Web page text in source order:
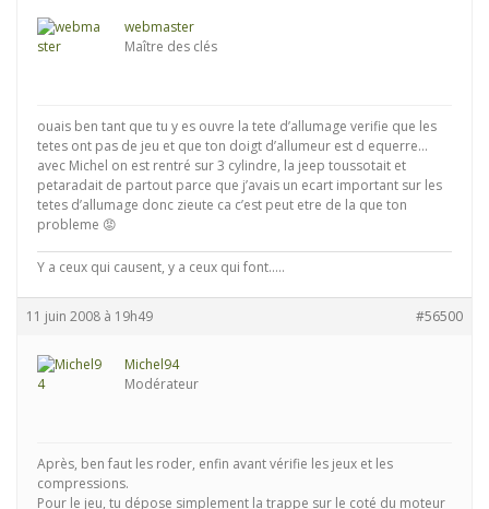
webmaster
Maître des clés
ouais ben tant que tu y es ouvre la tete d’allumage verifie que les
tetes ont pas de jeu et que ton doigt d’allumeur est d equerre…
avec Michel on est rentré sur 3 cylindre, la jeep toussotait et
petaradait de partout parce que j’avais un ecart important sur les
tetes d’allumage donc zieute ca c’est peut etre de la que ton
probleme 😡
Y a ceux qui causent, y a ceux qui font.....
11 juin 2008 à 19h49 #56500
Michel94
Modérateur
Après, ben faut les roder, enfin avant vérifie les jeux et les
compressions.
Pour le jeu, tu dépose simplement la trappe sur le coté du moteur